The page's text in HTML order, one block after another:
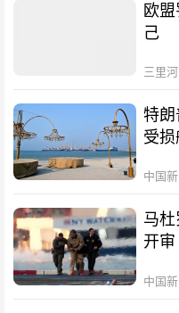
欧
己
三里河
特朗
受
中国
马
开审
中国